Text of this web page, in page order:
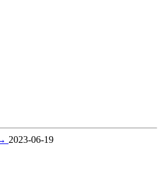
2023-06-19